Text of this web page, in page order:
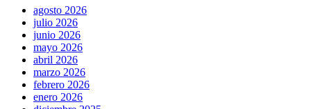
agosto 2026
julio 2026
junio 2026
mayo 2026
abril 2026
marzo 2026
febrero 2026
enero 2026